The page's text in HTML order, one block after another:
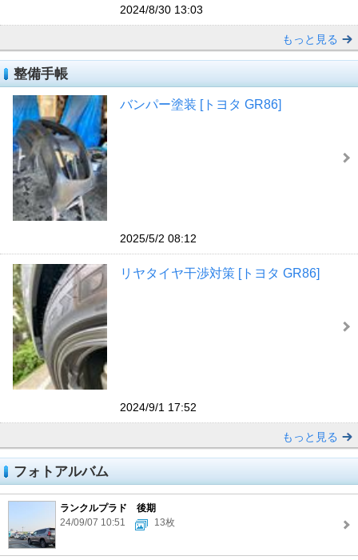
2024/8/30 13:03
もっと見る
整備手帳
バンパー塗装 [トヨタ GR86]
2025/5/2 08:12
リヤタイヤ干渉対策 [トヨタ GR86]
2024/9/1 17:52
もっと見る
フォトアルバム
ランクルプラド 後期
24/09/07 10:51
13枚